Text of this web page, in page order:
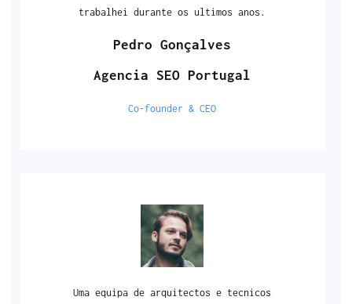
trabalhei durante os ultimos anos.
Pedro Gonçalves
Agencia SEO Portugal
Co-founder & CEO
Uma equipa de arquitectos e tecnicos